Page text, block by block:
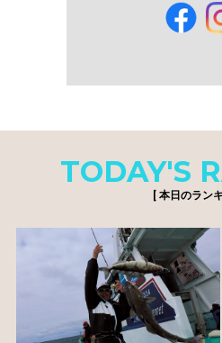
TODAY'S
[ 本日のラン